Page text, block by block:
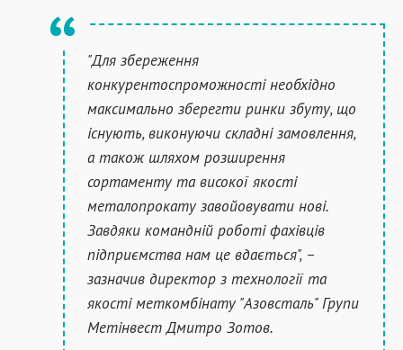
"Для збереження
конкурентоспроможності необхідно
максимально зберегти ринки збуту, що
існують, виконуючи складні замовлення,
а також шляхом розширення
сортаменту та високої якості
металопрокату завойовувати нові.
Завдяки командній роботі фахівців
підприємства нам це вдається", –
зазначив директор з технології та
якості меткомбінату "Азовсталь" Групи
Метінвест Дмитро Зотов.